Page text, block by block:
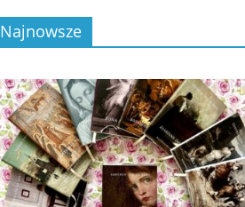
Najnowsze